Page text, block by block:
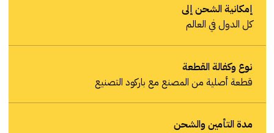
إمكانية الشحن إلى
كل الدول في العالم
نوع وكفالة القطعة
قطعة أصلية من المصنع مع باركود التصنيع
مدة التأمين والشحن